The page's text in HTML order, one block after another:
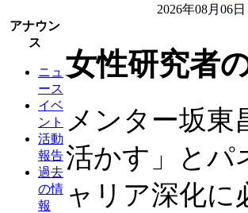
2026年08月06日
アナウン
ス
ニュ
ース
イベ
ント
活動
報告
過去
の情
報
女性研究者
メンター坂東
活かす」とパ
ャリア深化に